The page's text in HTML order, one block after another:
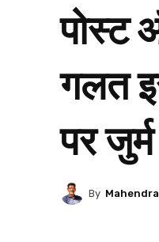
पोस्ट
गलत
पर
By